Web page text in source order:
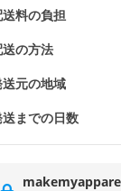
料の負担
の方法
元の地域
までの日数